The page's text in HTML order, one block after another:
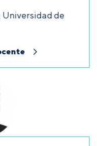
Universidad de